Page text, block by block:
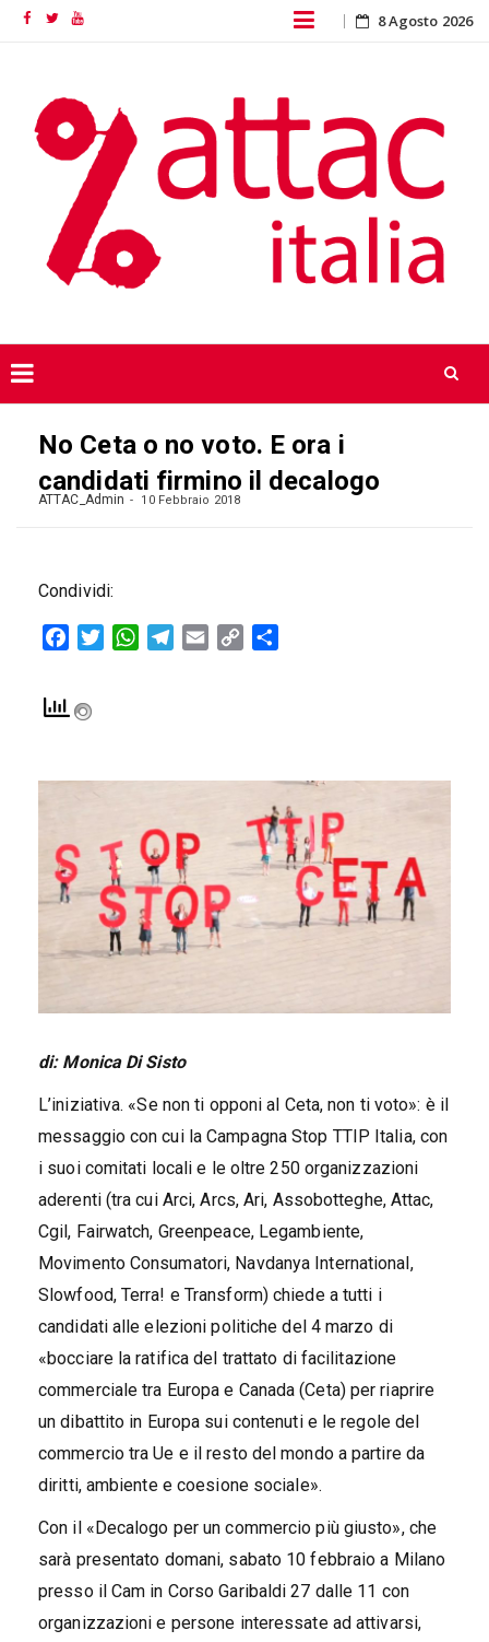
FacebookTwitterYouTube Skip
content
8 Agosto 2026
No Ceta o no voto. E ora i
candidati firmino il decalogo
ATTAC_Admin 10 Febbraio 2018
Condividi:
FacebookTwitterWhatsAppTelegram
Email
Copy
di: Monica Di Sisto
L’iniziativa. «Se non ti opponi al Ceta, non ti voto»: è il
messaggio con cui la Campagna Stop TTIP Italia, con
i suoi comitati locali e le oltre 250 organizzazioni
aderenti (tra cui Arci, Arcs, Ari, Assobotteghe, Attac,
Cgil, Fairwatch, Greenpeace, Legambiente,
Movimento Consumatori, Navdanya International,
Slowfood, Terra! e Transform) chiede a tutti i
candidati alle elezioni politiche del 4 marzo di
«bocciare la ratifica del trattato di facilitazione
commerciale tra Europa e Canada (Ceta) per riaprire
un dibattito in Europa sui contenuti e le regole del
commercio tra Ue e il resto del mondo a partire da
diritti, ambiente e coesione sociale».
Con il «Decalogo per un commercio più giusto», che
sarà presentato domani, sabato 10 febbraio a Milano
presso il Cam in Corso Garibaldi 27 dalle 11 con
organizzazioni e persone interessate ad attivarsi,